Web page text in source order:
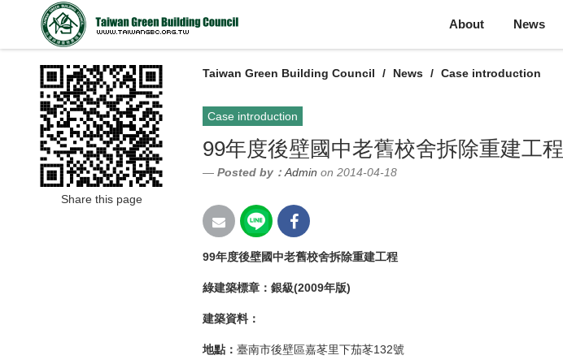
About News
Taiwan Green Building Council News Case introduction
Case introduction
99年度後壁國中老舊校舍拆除重建工程
Posted by： Admin on 2014-04-18
99年度後壁國中老舊校舍拆除重建工程
綠建築標章：銀級(2009年版)
建築資料：
地點： 臺南市後壁區嘉苳里下茄苳132號
Share this page